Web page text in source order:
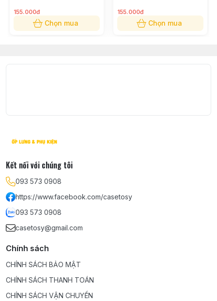
155.000đ
Chọn mua
155.000đ
Chọn mua
Kết nối với chúng tôi
093 573 0908
https://www.facebook.com/casetosy
093 573 0908
casetosy@gmail.com
Chính sách
CHÍNH SÁCH BẢO MẬT
CHÍNH SÁCH THANH TOÁN
CHÍNH SÁCH VẬN CHUYỂN